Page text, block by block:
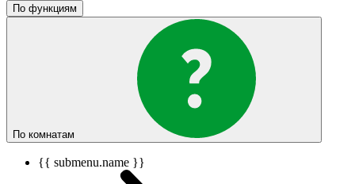
По функциям
По комнатам
{{ submenu.name }}